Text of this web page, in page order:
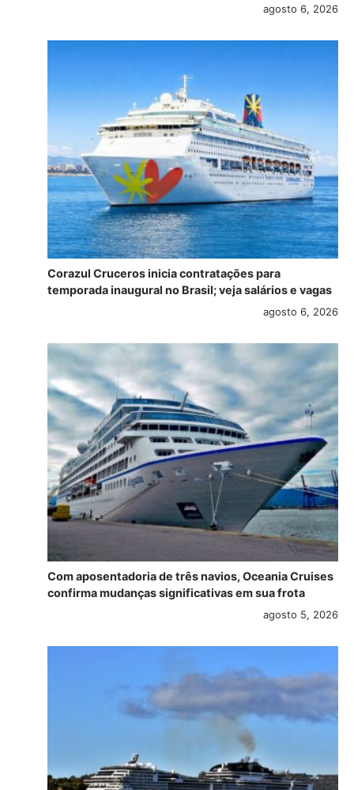
agosto 6, 2026
Corazul Cruceros inicia contratações para
temporada inaugural no Brasil; veja salários e vagas
agosto 6, 2026
Com aposentadoria de três navios, Oceania Cruises
confirma mudanças significativas em sua frota
agosto 5, 2026